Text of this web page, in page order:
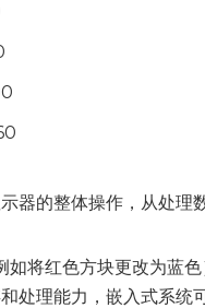
器的整体操作，从处
如将红色方块更改为蓝
处理能力，嵌入式系统